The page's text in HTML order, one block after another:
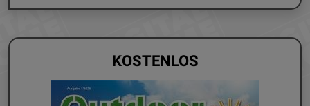
KOSTENLOS